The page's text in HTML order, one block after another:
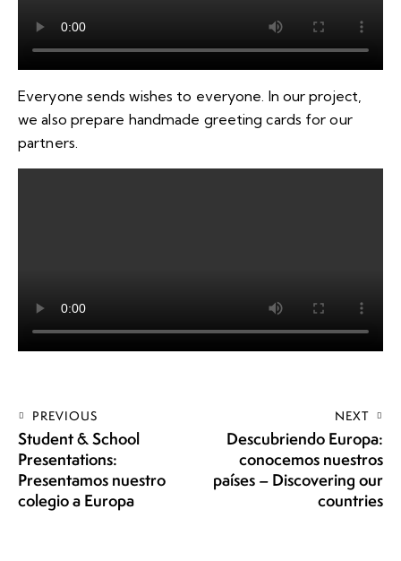
Everyone sends wishes to everyone. In our project,
we also prepare handmade greeting cards for our
partners.
PREVIOUS
Student & School
Presentations:
Presentamos nuestro
colegio a Europa
NEXT
Descubriendo Europa:
conocemos nuestros
países – Discovering our
countries